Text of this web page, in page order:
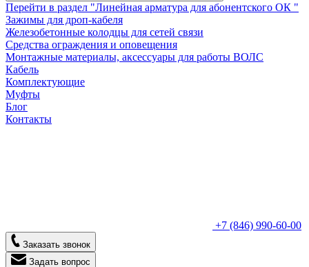
Перейти в раздел "Линейная арматура для абонентского ОК "
Зажимы для дроп-кабеля
Железобетонные колодцы для сетей связи
Средства ограждения и оповещения
Монтажные материалы, аксессуары для работы ВОЛС
Кабель
Комплектующие
Муфты
Блог
Контакты
+7 (846) 990-60-00
Заказать звонок
Задать вопрос